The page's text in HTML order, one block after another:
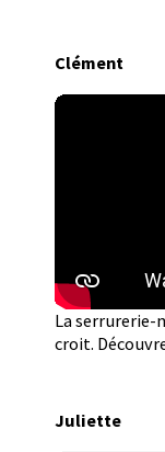
Clément
La serrurerie-
croit.
Juliette